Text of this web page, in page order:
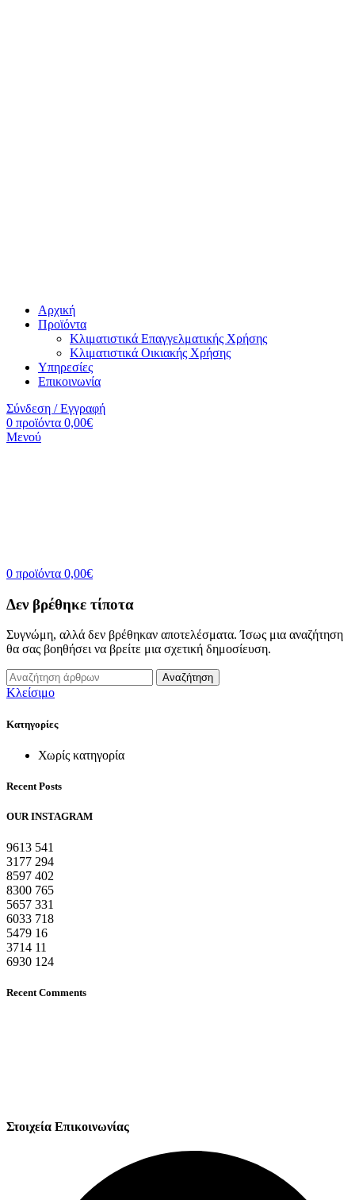
Αρχική
Προϊόντα
Κλιματιστικά Επαγγελματικής Χρήσης
Κλιματιστικά Οικιακής Χρήσης
Υπηρεσίες
Επικοινωνία
Σύνδεση / Εγγραφή
0 προϊόντα 0,00€
Μενού
0 προϊόντα 0,00€
Δεν βρέθηκε τίποτα
Συγνώμη, αλλά δεν βρέθηκαν αποτελέσματα. Ίσως μια αναζήτηση
θα σας βοηθήσει να βρείτε μια σχετική δημοσίευση.
Αναζήτηση
Κλείσιμο
Kατηγορίες
Χωρίς κατηγορία
Recent Posts
OUR INSTAGRAM
9613 541
3177 294
8597 402
8300 765
5657 331
6033 718
5479 16
3714 11
6930 124
Recent Comments
Στοιχεία Επικοινωνίας